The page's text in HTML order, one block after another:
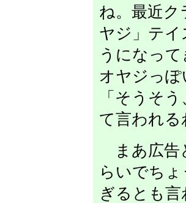
ね。最近
ヤジ」テ
うになっ
オヤジっ
「そうそ
て言われる
まあ広告
らいでち
ぎるとも